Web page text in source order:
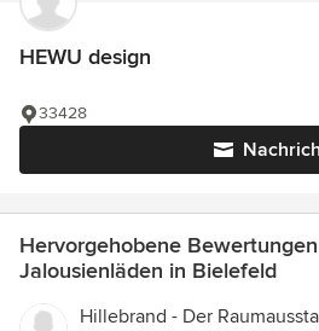
HEWU design
33428
Hervorgehobene
Jalousienläden in Bielefeld
Hillebrand - Der